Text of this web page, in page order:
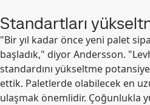
Standartları
"Bir yıl kadar önce yeni palet
başladık," diyor Andersson.
standardını yükseltme
ettik. Paletlerde olabilecek en
ulaşmak önemlidir. Çoğunlukla